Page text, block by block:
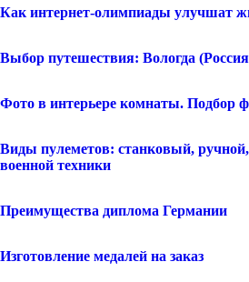
Как интернет-олимпиады улучшат
Выбор путешествия: Вологда
Фото в интерьере комнаты. Подбор
Виды пулеметов: станковый,
военной техники
Преимущества диплома Германии
Изготовление медалей на заказ